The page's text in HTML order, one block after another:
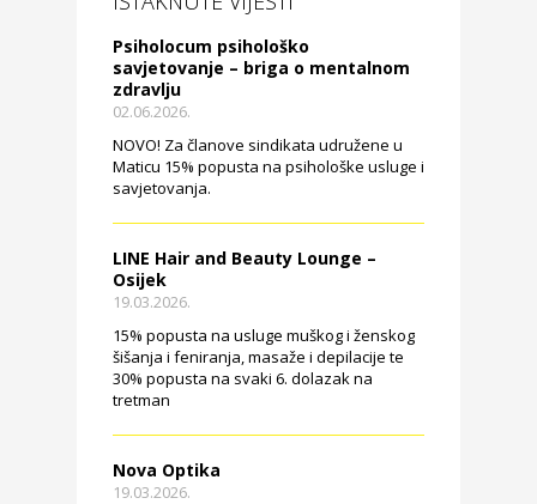
Psiholocum psihološko
savjetovanje – briga o mentalnom
zdravlju
02.06.2026.
NOVO! Za članove sindikata udružene u
Maticu 15% popusta na psihološke usluge i
savjetovanja.
LINE Hair and Beauty Lounge –
Osijek
19.03.2026.
15% popusta na usluge muškog i ženskog
šišanja i feniranja, masaže i depilacije te
30% popusta na svaki 6. dolazak na
tretman
Nova Optika
19.03.2026.